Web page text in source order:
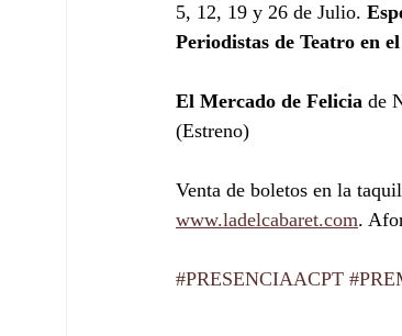
5, 12, 19 y 26 de Julio.
Periodistas de Teatro en
El Mercado de Felicia de
(Estreno)
Venta de boletos en la
www.ladelcabaret.com.
#PRESENCIAACPT